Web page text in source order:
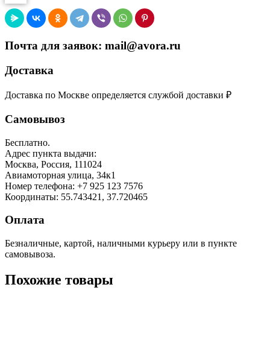
Почта для заявок: mail@avora.ru
Доставка
Доставка по Москве определяется службой доставки ₽
Самовывоз
Бесплатно.
Адрес пункта выдачи:
Москва, Россия, 111024
Авиамоторная улица, 34к1
Номер телефона: +7 925 123 7576
Координаты: 55.743421, 37.720465
Оплата
Безналичные, картой, наличными курьеру или в пункте
самовывоза.
Похожие товары